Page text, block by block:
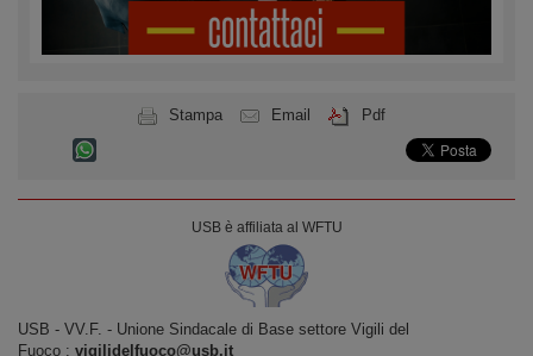
Stampa Email Pdf
USB è affiliata al WFTU
USB ‐ VV.F. - Unione Sindacale di Base settore Vigili del
Fuoco : vigilidelfuoco@usb.it